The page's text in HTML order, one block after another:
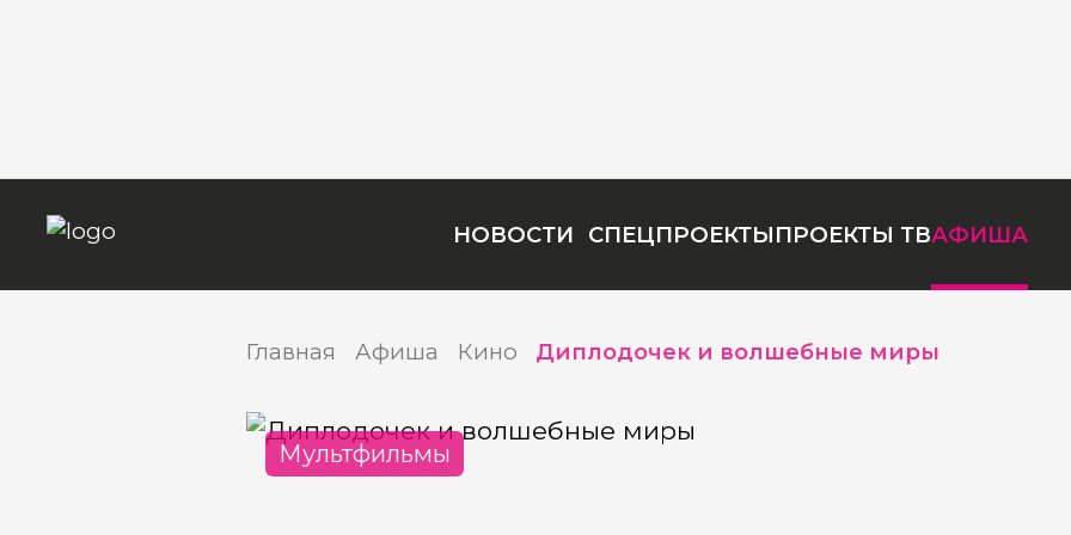
НОВОСТИ СПЕЦПРОЕКТЫПРОЕКТЫ ТВАФИША
Главная Афиша Кино Диплодочек и волшебные миры
Мультфильмы